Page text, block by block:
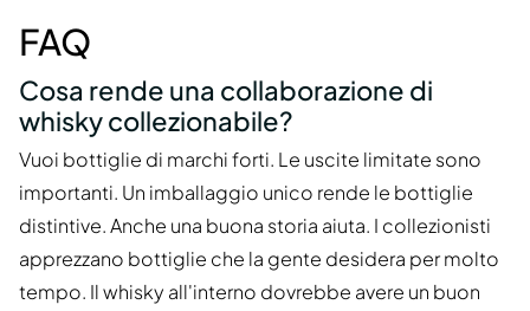
FAQ
Cosa rende una collaborazione di
whisky collezionabile?
Vuoi bottiglie di marchi forti. Le uscite limitate sono
importanti. Un imballaggio unico rende le bottiglie
distintive. Anche una buona storia aiuta. I collezionisti
apprezzano bottiglie che la gente desidera per molto
tempo. Il whisky all'interno dovrebbe avere un buon